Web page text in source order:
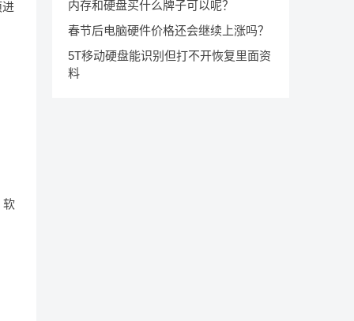
进
软
内存和硬盘买什么牌子可以呢？
春节后电脑硬件价格还会继续上涨吗？
5T移动硬盘能识别但打不开恢复里面资
料